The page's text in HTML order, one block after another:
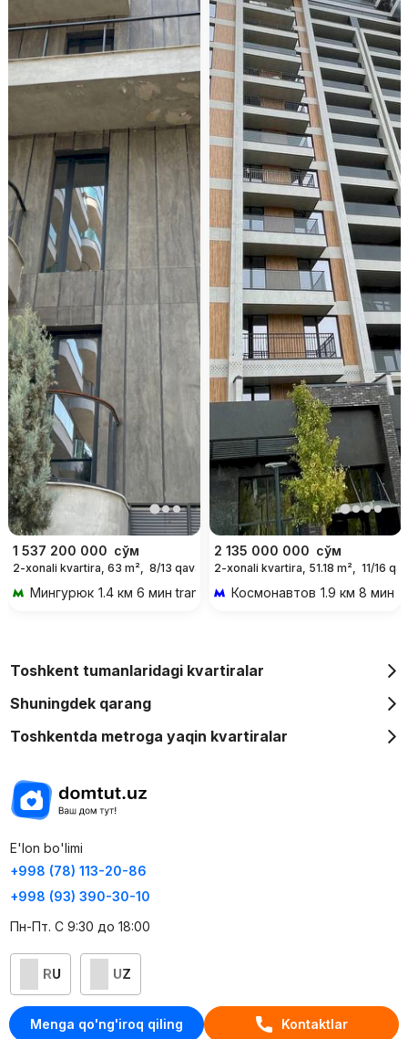
Menga qo'ng'iroq qiling Kontaktlar
1 537 200 000 сўм
2-xonali kvartira, 63 m², 8/13 qavat
Мингурюк 1.4 км 6 мин transportda
2 135 000 000 сўм
2-xonali kvartira, 51.18 m², 11/16
Космонавтов 1.9 км 8 мин
Toshkent tumanlaridagi kvartiralar
Shuningdek qarang
Toshkentda metroga yaqin kvartiralar
E'lon bo'limi
+998 (78) 113-20-86
+998 (93) 390-30-10
Пн-Пт. С 9:30 до 18:00
RU UZ
Kontaktlar